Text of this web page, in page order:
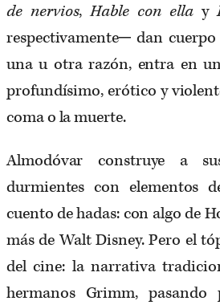
de nervios,Hable con ellay
respectivamente─ dan
una u otra razón, entra en
profundísimo, erótico y
coma o la muerte.
Almodóvar construye a
durmientes con elementos
cuento de hadas: con algo de
más de Walt Disney. Pero el
del cine: la narrativa
hermanos Grimm,